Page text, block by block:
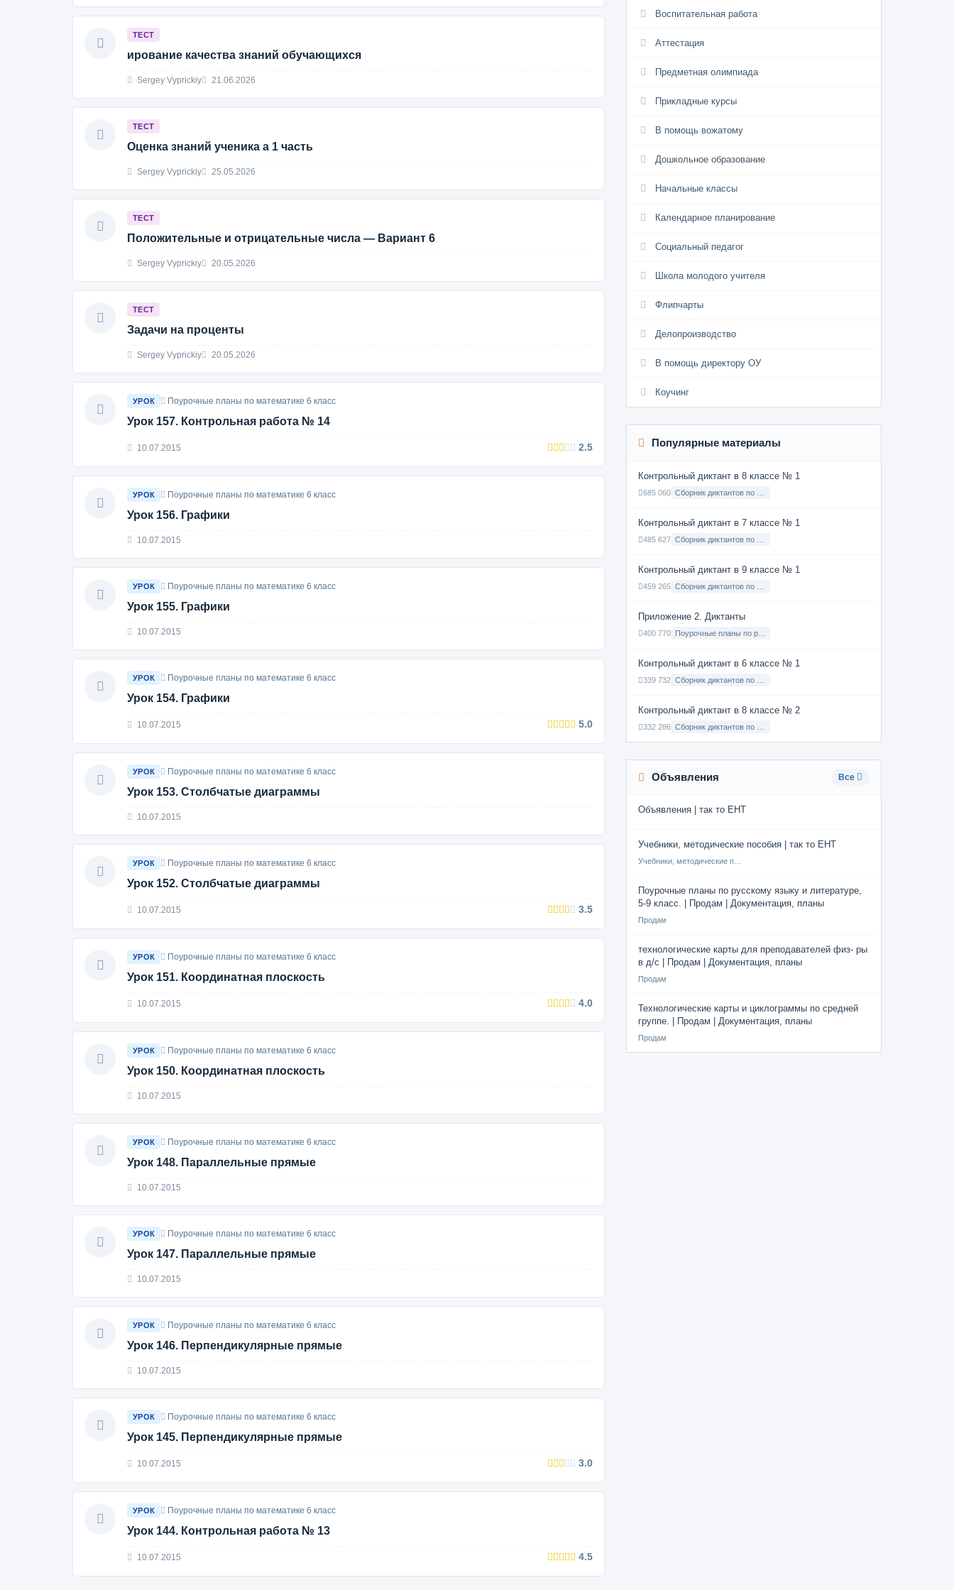
ТЕСТ
ирование качества знаний обучающихся
Sergey Vyprickiy 21.06.2026
ТЕСТ
Оценка знаний ученика а 1 часть
Sergey Vyprickiy 25.05.2026
ТЕСТ
Положительные и отрицательные числа — Вариант 6
Sergey Vyprickiy 20.05.2026
ТЕСТ
Задачи на проценты
Sergey Vyprickiy 20.05.2026
УРОК Поурочные планы по математике 6 класс
Урок 157. Контрольная работа № 14
10.07.2015 2.5
УРОК Поурочные планы по математике 6 класс
Урок 156. Графики
10.07.2015
УРОК Поурочные планы по математике 6 класс
Урок 155. Графики
10.07.2015
УРОК Поурочные планы по математике 6 класс
Урок 154. Графики
10.07.2015 5.0
УРОК Поурочные планы по математике 6 класс
Урок 153. Столбчатые диаграммы
10.07.2015
УРОК Поурочные планы по математике 6 класс
Урок 152. Столбчатые диаграммы
10.07.2015 3.5
УРОК Поурочные планы по математике 6 класс
Урок 151. Координатная плоскость
10.07.2015 4.0
УРОК Поурочные планы по математике 6 класс
Урок 150. Координатная плоскость
10.07.2015
УРОК Поурочные планы по математике 6 класс
Урок 148. Параллельные прямые
10.07.2015
УРОК Поурочные планы по математике 6 класс
Урок 147. Параллельные прямые
10.07.2015
УРОК Поурочные планы по математике 6 класс
Урок 146. Перпендикулярные прямые
10.07.2015
УРОК Поурочные планы по математике 6 класс
Урок 145. Перпендикулярные прямые
10.07.2015 3.0
УРОК Поурочные планы по математике 6 класс
Урок 144. Контрольная работа № 13
10.07.2015 4.5
Воспитательная работа
Аттестация
Предметная олимпиада
Прикладные курсы
В помощь вожатому
Дошкольное образование
Начальные классы
Календарное планирование
Социальный педагог
Школа молодого учителя
Флипчарты
Делопроизводство
В помощь директору ОУ
Коучинг
Популярные материалы
Контрольный диктант в 8 классе № 1
685 060
Контрольный диктант в 7 классе № 1
485 627
Контрольный диктант в 9 классе № 1
459 265
Приложение 2. Диктанты
400 770
Контрольный диктант в 6 классе № 1
339 732
Контрольный диктант в 8 классе № 2
332 286
Объявления Все
Объявления | так то ЕНТ
Учебники, методические пособия | так то ЕНТ
Поурочные планы по русскому языку и литературе,
5-9 класс. | Продам | Документация, планы
Продам
технологические карты для преподавателей физ- ры
в д/с | Продам | Документация, планы
Продам
Технологические карты и циклограммы по средней
группе. | Продам | Документация, планы
Продам